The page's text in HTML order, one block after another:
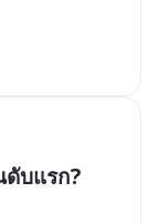
บแรก?